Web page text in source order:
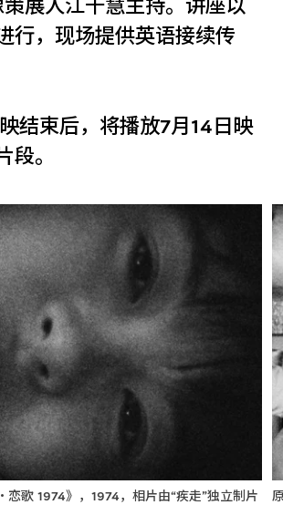
展人江千慧主持。讲座以
行，现场提供英语接续传
结束后，将播放7月14日映
段。
歌 1974》，1974，相片由“疾走”独立制片